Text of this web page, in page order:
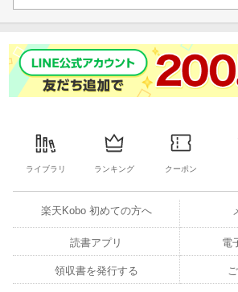
ライブラリ ランキング クーポン
楽天Kobo 初めての方へ
読書アプリ 電
領収書を発行する